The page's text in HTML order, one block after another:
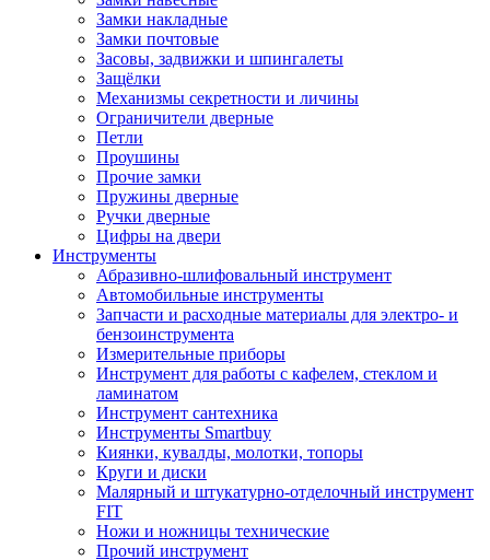
Замки накладные
Замки почтовые
Засовы, задвижки и шпингалеты
Защёлки
Механизмы секретности и личины
Ограничители дверные
Петли
Проушины
Прочие замки
Пружины дверные
Ручки дверные
Цифры на двери
Инструменты
Абразивно-шлифовальный инструмент
Автомобильные инструменты
Запчасти и расходные материалы для электро- и
бензоинструмента
Измерительные приборы
Инструмент для работы с кафелем, стеклом и
ламинатом
Инструмент сантехника
Инструменты Smartbuy
Киянки, кувалды, молотки, топоры
Круги и диски
Малярный и штукатурно-отделочный инструмент
FIT
Ножи и ножницы технические
Прочий инструмент